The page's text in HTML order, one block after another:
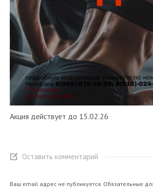
Акция действует до 15.02.26
Оставить комментарий
Ваш email адрес не публикуется. Обязательные